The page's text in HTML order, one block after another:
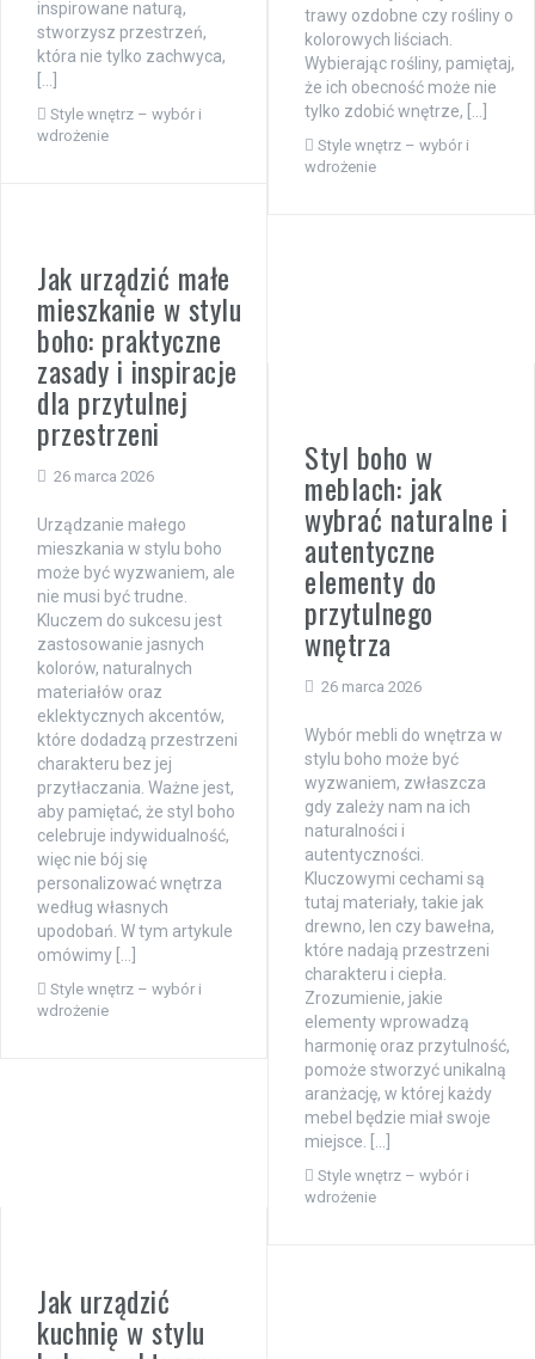
inspirowane naturą,
stworzysz przestrzeń,
która nie tylko zachwyca,
[…]
Style wnętrz – wybór i
wdrożenie
trawy ozdobne czy rośliny o
kolorowych liściach.
Wybierając rośliny, pamiętaj,
że ich obecność może nie
tylko zdobić wnętrze, […]
Style wnętrz – wybór i
wdrożenie
Jak urządzić małe
mieszkanie w stylu
boho: praktyczne
zasady i inspiracje
dla przytulnej
przestrzeni
26 marca 2026
Urządzanie małego
mieszkania w stylu boho
może być wyzwaniem, ale
nie musi być trudne.
Kluczem do sukcesu jest
zastosowanie jasnych
kolorów, naturalnych
materiałów oraz
eklektycznych akcentów,
które dodadzą przestrzeni
charakteru bez jej
przytłaczania. Ważne jest,
aby pamiętać, że styl boho
celebruje indywidualność,
więc nie bój się
personalizować wnętrza
według własnych
upodobań. W tym artykule
omówimy […]
Style wnętrz – wybór i
wdrożenie
Styl boho w
meblach: jak
wybrać naturalne i
autentyczne
elementy do
przytulnego
wnętrza
26 marca 2026
Wybór mebli do wnętrza w
stylu boho może być
wyzwaniem, zwłaszcza
gdy zależy nam na ich
naturalności i
autentyczności.
Kluczowymi cechami są
tutaj materiały, takie jak
drewno, len czy bawełna,
które nadają przestrzeni
charakteru i ciepła.
Zrozumienie, jakie
elementy wprowadzą
harmonię oraz przytulność,
pomoże stworzyć unikalną
aranżację, w której każdy
mebel będzie miał swoje
miejsce. […]
Style wnętrz – wybór i
wdrożenie
Jak urządzić
kuchnię w stylu